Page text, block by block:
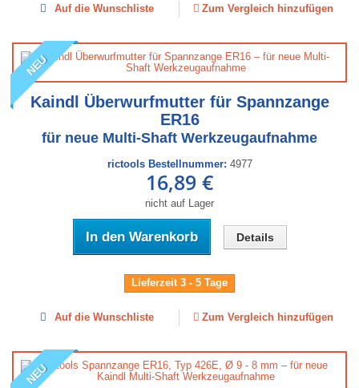
Auf die Wunschliste Zum Vergleich hinzufügen
NEU
Kaindl Überwurfmutter für Spannzange
ER16
für neue Multi-Shaft Werkzeugaufnahme
rictools Bestellnummer: 4977
16,89 €
nicht auf Lager
In den Warenkorb Details
Lieferzeit 3 - 5 Tage
Auf die Wunschliste Zum Vergleich hinzufügen
NEU